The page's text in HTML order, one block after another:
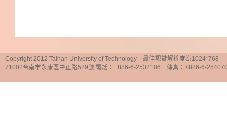
Copyright 2012 Tainan University of Technology 最佳觀賞解析度為1024*768
71002台南市永康區中正路529號 電話：+886-6-2532106 傳真：+886-6-